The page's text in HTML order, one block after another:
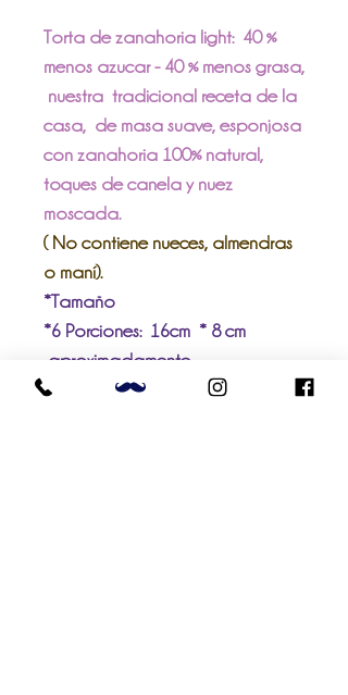
Torta de zanahoria light: 40 %
menos azucar - 40 % menos grasa,
nuestra tradicional receta de la
casa, de masa suave, esponjosa
con zanahoria 100% natural,
toques de canela y nuez
moscada.
( No contiene nueces, almendras
o maní).
*Tamaño
*6 Porciones: 16cm * 8 cm
aproximadamente.
*REQUIERE REFRIGERACIÓN.